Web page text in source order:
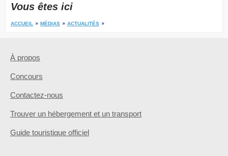
Vous êtes ici
ACCUEIL MÉDIAS ACTUALITÉS
À propos
Concours
Contactez-nous
Trouver un hébergement et un transport
Guide touristique officiel